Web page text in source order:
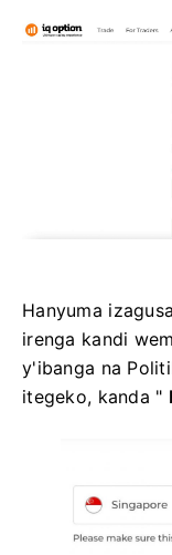
Hanyuma
irenga kandi
y'ibanga na
itegeko, kanda "